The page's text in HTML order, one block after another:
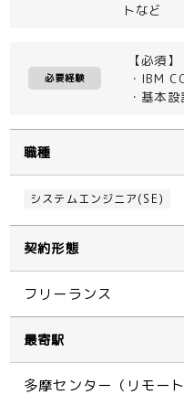
トなど
必要経験
【必須】
・IBM
・基本
職種
システムエンジニア(SE)
契約形態
フリーランス
最寄駅
多摩センター（リモート